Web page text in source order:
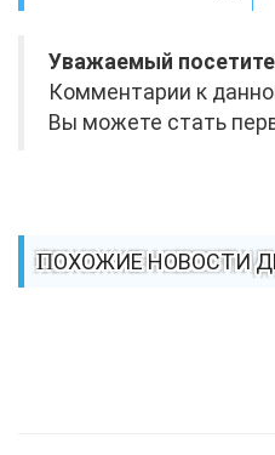
Уважаемый
Комментарии к
Вы можете стать
ПОХОЖИЕ НОВОСТИ